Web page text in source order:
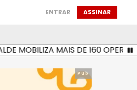
ENTRAR ASSINAR
MAIS DE 160
Pub